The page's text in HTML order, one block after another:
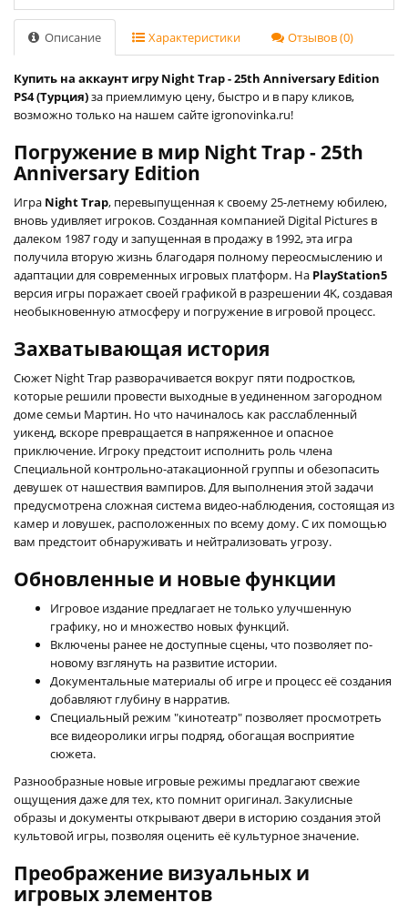
Описание Характеристики Отзывов (0)
Купить на аккаунт игру Night Trap - 25th Anniversary Edition
PS4 (Турция)за приемлимую цену, быстро и в пару кликов,
возможно только на нашем сайте igronovinka.ru!
Погружение в мир Night Trap - 25th
Anniversary Edition
Игра Night Trap, перевыпущенная к своему 25-летнему юбилею,
вновь удивляет игроков. Созданная компанией Digital Pictures в
далеком 1987 году и запущенная в продажу в 1992, эта игра
получила вторую жизнь благодаря полному переосмыслению и
адаптации для современных игровых платформ. На PlayStation5
версия игры поражает своей графикой в разрешении 4K, создавая
необыкновенную атмосферу и погружение в игровой процесс.
Захватывающая история
Сюжет Night Trap разворачивается вокруг пяти подростков,
которые решили провести выходные в уединенном загородном
доме семьи Мартин. Но что начиналось как расслабленный
уикенд, вскоре превращается в напряженное и опасное
приключение. Игроку предстоит исполнить роль члена
Специальной контрольно-атакационной группы и обезопасить
девушек от нашествия вампиров. Для выполнения этой задачи
предусмотрена сложная система видео-наблюдения, состоящая из
камер и ловушек, расположенных по всему дому. С их помощью
вам предстоит обнаруживать и нейтрализовать угрозу.
Обновленные и новые функции
Игровое издание предлагает не только улучшенную
графику, но и множество новых функций.
Включены ранее не доступные сцены, что позволяет по-
новому взглянуть на развитие истории.
Документальные материалы об игре и процесс её создания
добавляют глубину в нарратив.
Специальный режим "кинотеатр" позволяет просмотреть
все видеоролики игры подряд, обогащая восприятие
сюжета.
Разнообразные новые игровые режимы предлагают свежие
ощущения даже для тех, кто помнит оригинал. Закулисные
образы и документы открывают двери в историю создания этой
культовой игры, позволяя оценить её культурное значение.
Преображение визуальных и
игровых элементов